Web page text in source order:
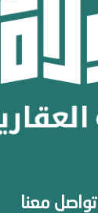
تواصل معنا